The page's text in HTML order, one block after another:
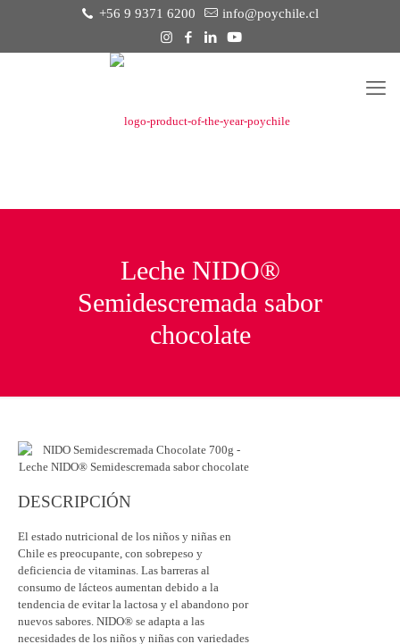
+56 9 9371 6200 info@poychile.cl
Leche NIDO®
Semidescremada sabor
chocolate
DESCRIPCIÓN
El estado nutricional de los niños y niñas en
Chile es preocupante, con sobrepeso y
deficiencia de vitaminas. Las barreras al
consumo de lácteos aumentan debido a la
tendencia de evitar la lactosa y el abandono por
nuevos sabores. NIDO® se adapta a las
necesidades de los niños y niñas con variedades